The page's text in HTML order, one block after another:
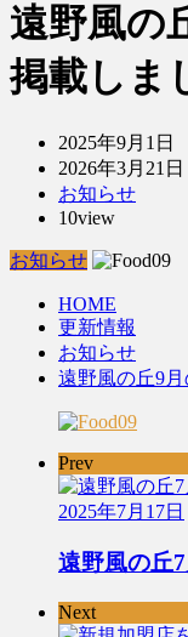
遠野風の
掲載しま
2025年9月1日
2026年3月21日
お知らせ
10view
お知らせ
HOME
更新情報
お知らせ
遠野風の丘9月
Prev
2025年7月17日
遠野風の丘
Next